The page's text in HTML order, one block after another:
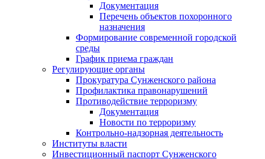
Документация
Перечень объектов похоронного
назначения
Формирование современной городской
среды
График приема граждан
Регулирующие органы
Прокуратура Сунженского района
Профилактика правонарушений
Противодействие терроризму
Документация
Новости по терроризму
Контрольно-надзорная деятельность
Институты власти
Инвестиционный паспорт Сунженского